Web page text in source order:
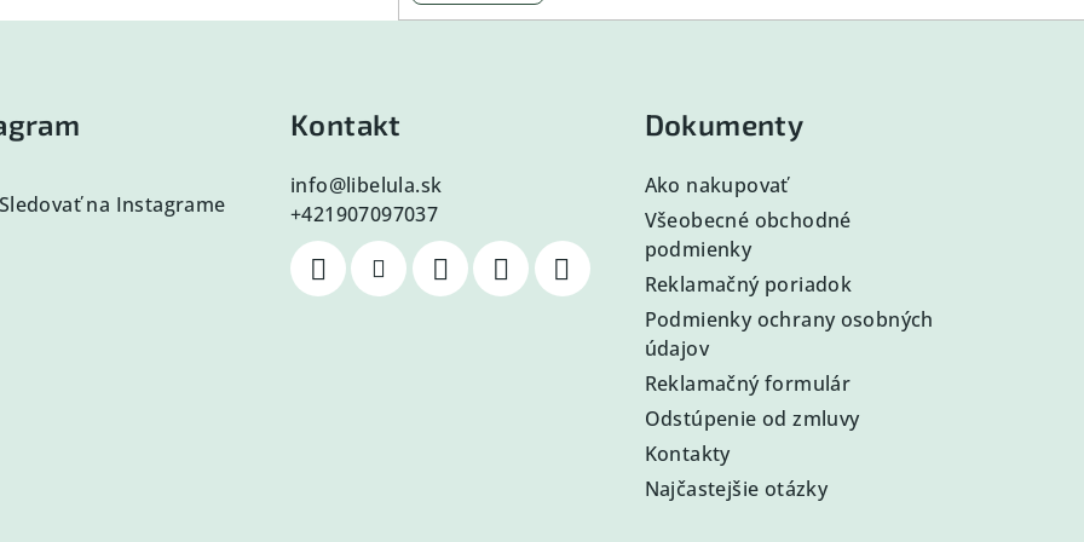
Sledovať na Instagrame
Kontakt
info@libelula.sk
+421907097037
Dokumenty
Ako nakupovať
Všeobecné obchodné
podmienky
Reklamačný poriadok
Podmienky ochrany osobných
údajov
Reklamačný formulár
Odstúpenie od zmluvy
Kontakty
Najčastejšie otázky